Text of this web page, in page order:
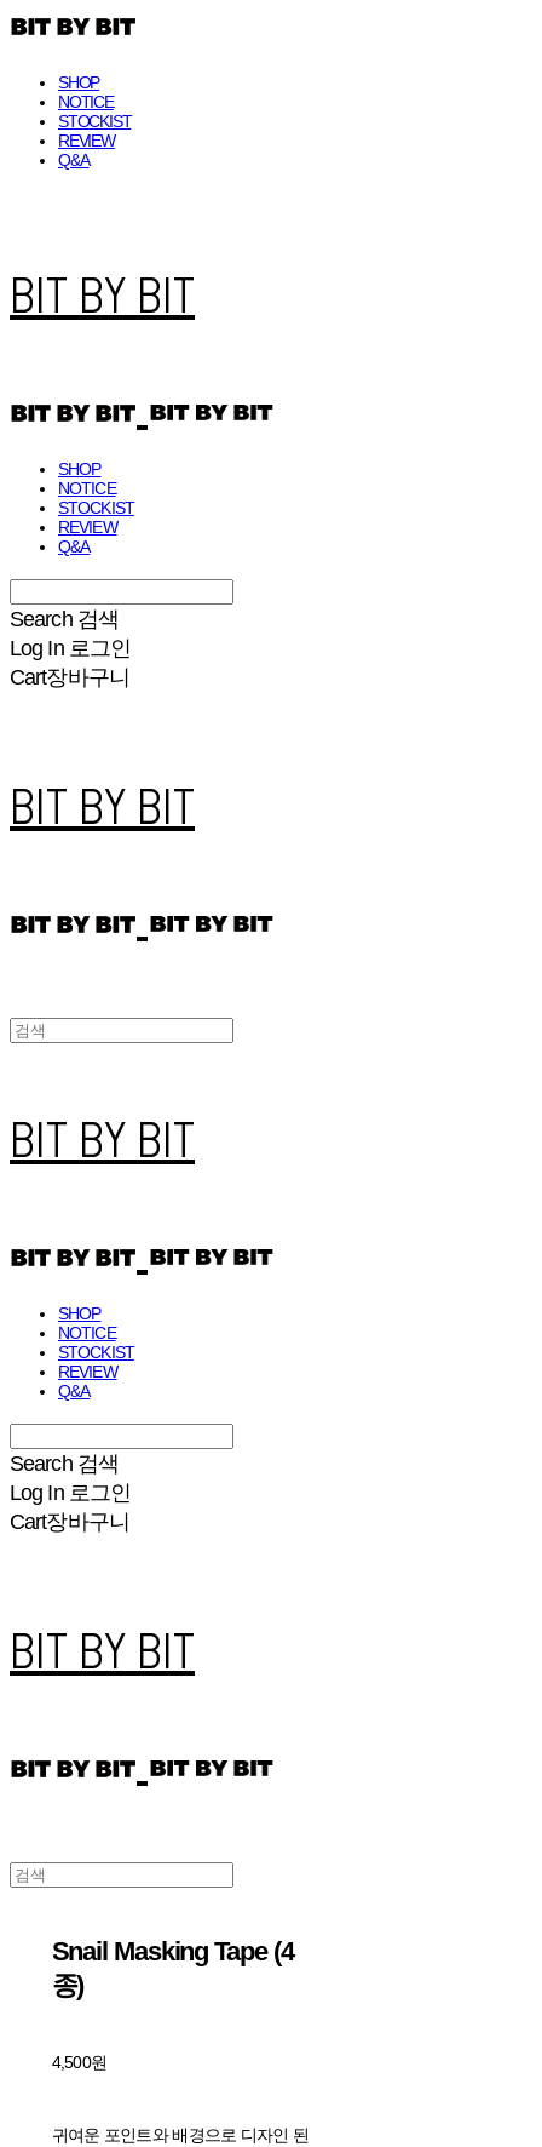
SHOP
NOTICE
STOCKIST
REVIEW
Q&A
BIT BY BIT
SHOP
NOTICE
STOCKIST
REVIEW
Q&A
Search 검색
Log In 로그인
Cart장바구니
BIT BY BIT
BIT BY BIT
SHOP
NOTICE
STOCKIST
REVIEW
Q&A
Search 검색
Log In 로그인
Cart장바구니
BIT BY BIT
Snail Masking Tape (4
종)
4,500원
귀여운 포인트와 배경으로 디자인 된